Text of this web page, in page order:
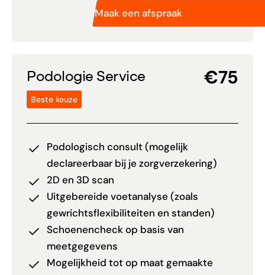
Maak een afspraak
Podologie Service
Beste keuze
€75
Podologisch consult (mogelijk
declareerbaar bij je zorgverzekering)
2D en 3D scan
Uitgebereide voetanalyse (zoals
gewrichtsflexibiliteiten en standen)
Schoenencheck op basis van
meetgegevens
Mogelijkheid tot op maat gemaakte